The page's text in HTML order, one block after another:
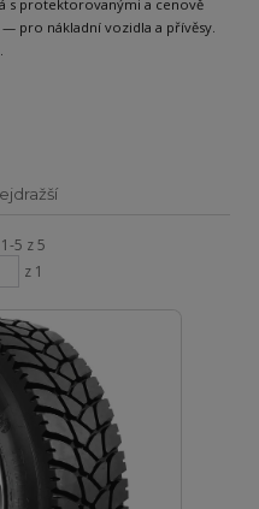
s protektorovanými a cenově
pro nákladní vozidla a přívěsy.
5 z 5
z 1